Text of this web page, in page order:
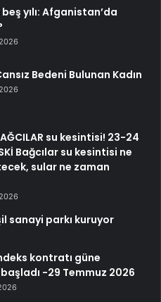
beş yılı: Afganistan’da
Bedeni Bulunan Kadın
su kesintisi! 23-24
Bağcılar su kesintisi ne
sular ne zaman
sanayi parkı kuruyor
kontratı güne
-29 Temmuz 2026